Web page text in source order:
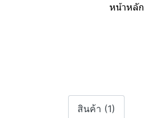
หน้าหลัก
สินค้า (1)